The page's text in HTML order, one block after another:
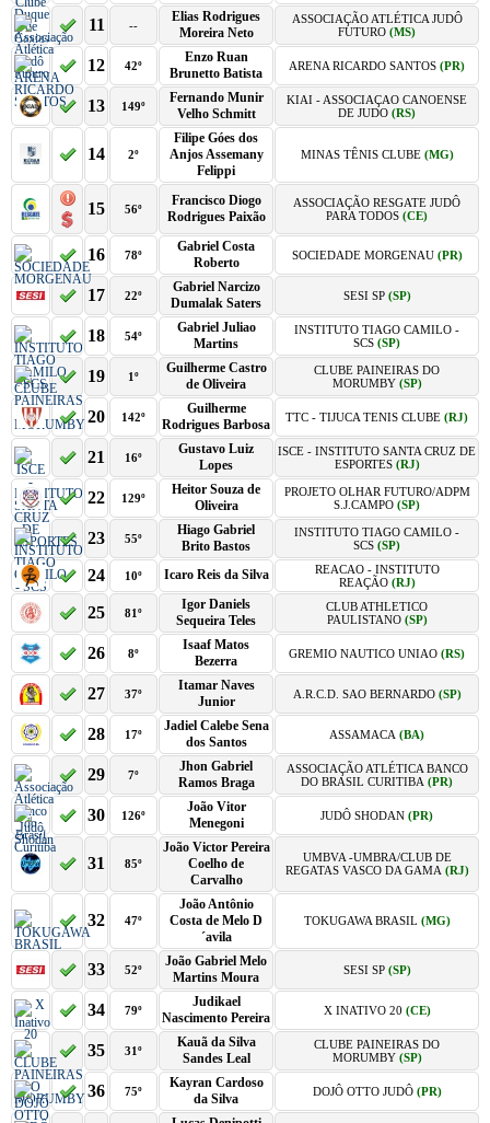
11 --
Elias Rodrigues
Moreira Neto
ASSOCIAÇÃO ATLÉTICA JUDÔ
FUTURO(MS)
12 42º
Enzo Ruan
Brunetto Batista
ARENA RICARDO SANTOS(PR)
13 149º
Fernando Munir
Velho Schmitt
KIAI - ASSOCIAÇAO CANOENSE
DE JUDO(RS)
14 2º
Filipe Góes dos
Anjos Assemany
Felippi
MINAS TÊNIS CLUBE (MG)
15 56º
Francisco Diogo
Rodrigues Paixão
ASSOCIAÇÃO RESGATE JUDÔ
PARA TODOS(CE)
16 78º
Gabriel Costa
Roberto
SOCIEDADE MORGENAU (PR)
17 22º
Gabriel Narcizo
Dumalak Saters
SESI SP (SP)
18 54º
Gabriel Juliao
Martins
INSTITUTO TIAGO CAMILO -
SCS(SP)
19 1º
Guilherme Castro
de Oliveira
CLUBE PAINEIRAS DO
MORUMBY (SP)
20 142º
Guilherme
Rodrigues Barbosa
TTC - TIJUCA TENIS CLUBE(RJ)
21 16º
Gustavo Luiz
Lopes
ISCE - INSTITUTO SANTA CRUZ DE
ESPORTES (RJ)
22 129º
Heitor Souza de
Oliveira
PROJETO OLHAR FUTURO/ADPM
S.J.CAMPO(SP)
23 55º
Hiago Gabriel
Brito Bastos
INSTITUTO TIAGO CAMILO -
SCS(SP)
24 10º Icaro Reis da Silva
REACAO - INSTITUTO
REAÇÃO (RJ)
25 81º
Igor Daniels
Sequeira Teles
CLUB ATHLETICO
PAULISTANO (SP)
26 8º
Isaaf Matos
Bezerra
GREMIO NAUTICO UNIAO(RS)
27 37º
Itamar Naves
Junior
A.R.C.D. SAO BERNARDO (SP)
28 17º
Jadiel Calebe Sena
dos Santos
ASSAMACA(BA)
29 7º
Jhon Gabriel
Ramos Braga
ASSOCIAÇÃO ATLÉTICA BANCO
DO BRASIL CURITIBA(PR)
30 126º
João Vitor
Menegoni
JUDÔ SHODAN(PR)
31 85º
João Victor Pereira
Coelho de
Carvalho
UMBVA -UMBRA/CLUB DE
REGATAS VASCO DA GAMA (RJ)
32 47º
João Antônio
Costa de Melo D
´avila
TOKUGAWA BRASIL (MG)
33 52º
João Gabriel Melo
Martins Moura
SESI SP (SP)
34 79º
Judikael
Nascimento Pereira
X INATIVO 20 (CE)
35 31º
Kauã da Silva
Sandes Leal
CLUBE PAINEIRAS DO
MORUMBY (SP)
36 75º
Kayran Cardoso
da Silva
DOJÔ OTTO JUDÔ (PR)